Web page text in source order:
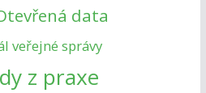
data
veřejné správy
z praxe